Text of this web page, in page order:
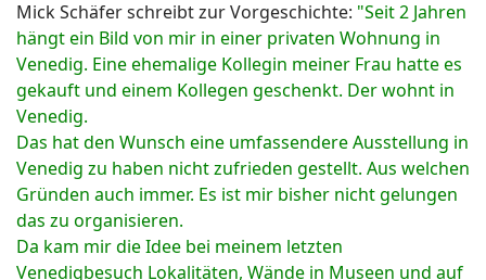
Mick Schäfer schreibt zur Vorgeschichte: "Seit 2 Jahren
hängt ein Bild von mir in einer privaten Wohnung in
Venedig. Eine ehemalige Kollegin meiner Frau hatte es
gekauft und einem Kollegen geschenkt. Der wohnt in
Venedig.
Das hat den Wunsch eine umfassendere Ausstellung in
Venedig zu haben nicht zufrieden gestellt. Aus welchen
Gründen auch immer. Es ist mir bisher nicht gelungen
das zu organisieren.
Da kam mir die Idee bei meinem letzten
Venedigbesuch Lokalitäten, Wände in Museen und auf